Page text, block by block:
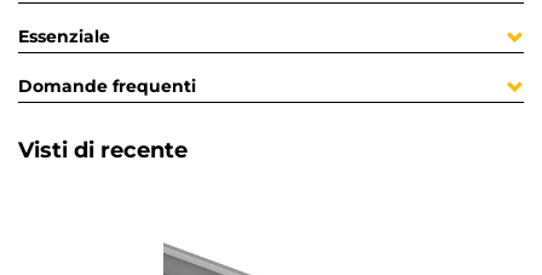
Essenziale
Domande frequenti
Visti di recente